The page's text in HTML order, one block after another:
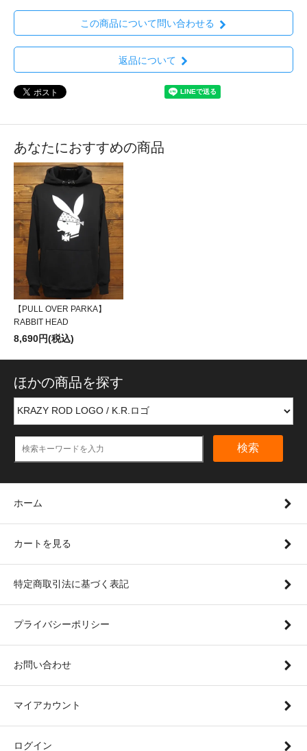
この商品について問い合わせる
返品について
あなたにおすすめの商品
【PULL OVER PARKA】
RABBIT HEAD
8,690円(税込)
ほかの商品を探す
検索
ホーム
カートを見る
特定商取引法に基づく表記
プライバシーポリシー
お問い合わせ
マイアカウント
ログイン